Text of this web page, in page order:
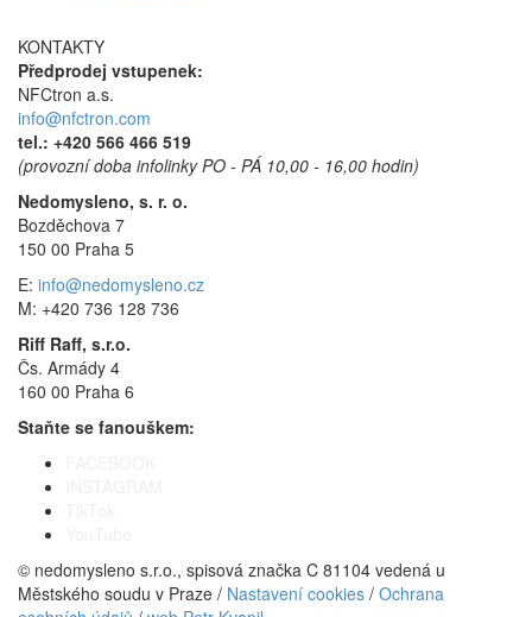
KONTAKTY
Předprodej vstupenek:
NFCtron a.s.
info@nfctron.com
tel.: +420 566 466 519
(provozní doba infolinky PO - PÁ 10,00 - 16,00 hodin)
Nedomysleno, s. r. o.
Bozděchova 7
150 00 Praha 5
E: info@nedomysleno.cz
M: +420 736 128 736
Riff Raff, s.r.o.
Čs. Armády 4
160 00 Praha 6
Staňte se fanouškem:
© nedomysleno s.r.o., spisová značka C 81104 vedená u
Městského soudu v Praze / Nastavení cookies / Ochrana